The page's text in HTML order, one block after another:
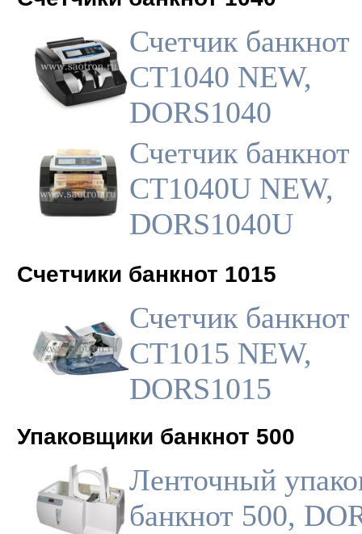
Счетчик банкнот
CT1040 NEW,
DORS1040
Счетчик банкнот
CT1040U NEW,
DORS1040U
Счетчики банкнот 1015
Счетчик банкнот
CT1015 NEW,
DORS1015
Упаковщики банкнот 500
Ленточный
банкнот 500,